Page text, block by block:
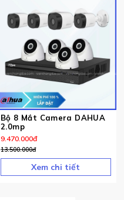
Bộ 8 Mắt Camera DAHUA
2.0mp
9.470.000đ
13.500.000đ
Xem chi tiết